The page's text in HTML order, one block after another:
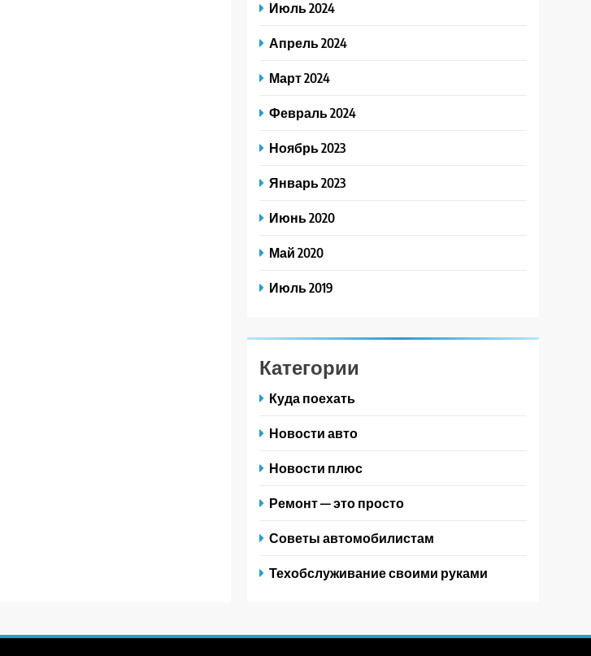
Июль 2024
Апрель 2024
Март 2024
Февраль 2024
Ноябрь 2023
Январь 2023
Июнь 2020
Май 2020
Июль 2019
Категории
Куда поехать
Новости авто
Новости плюс
Ремонт — это просто
Советы автомобилистам
Техобслуживание своими руками